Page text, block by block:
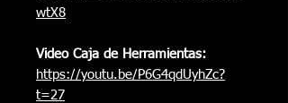
wtX8
Video Caja de Herramientas:
https://youtu.be/P6G4qdUyhZc?
t=27